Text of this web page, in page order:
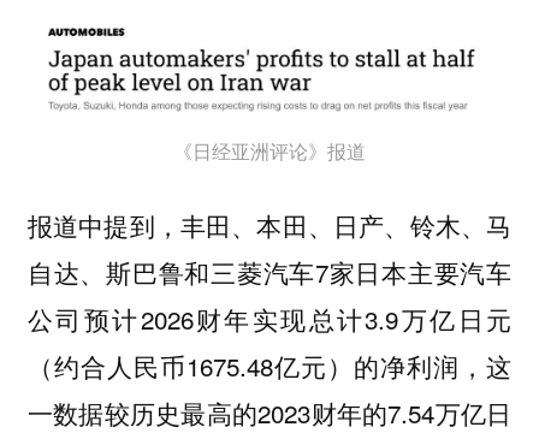
《日经亚洲评论》报道
报道中提到，丰田、本田、日产、铃木、马
自达、斯巴鲁和三菱汽车7家日本主要汽车
公司预计2026财年实现总计3.9万亿日元
（约合人民币1675.48亿元）的净利润，这
一数据较历史最高的2023财年的7.54万亿日